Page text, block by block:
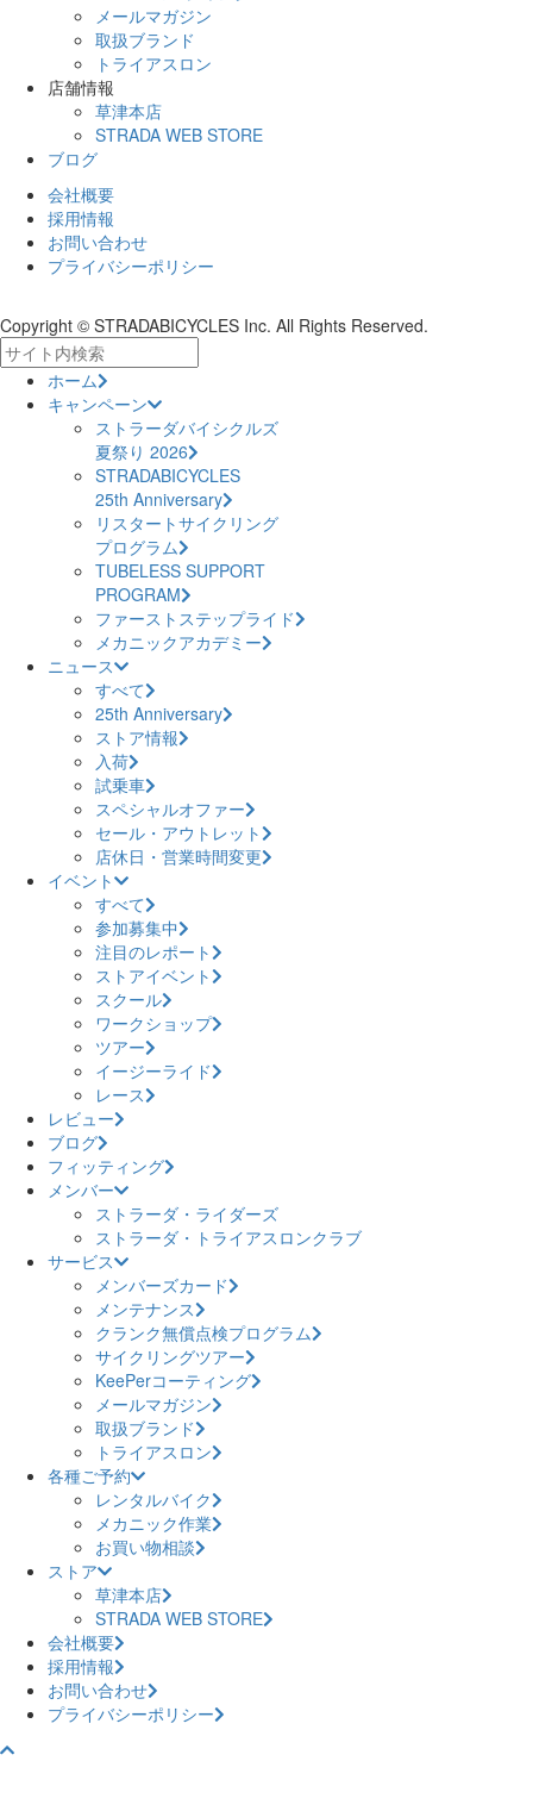
メールマガジン
取扱ブランド
トライアスロン
店舗情報
草津本店
STRADA WEB STORE
ブログ
会社概要
採用情報
お問い合わせ
プライバシーポリシー
Copyright © STRADABICYCLES Inc. All Rights Reserved.
ホーム
キャンペーン
ストラーダバイシクルズ
夏祭り 2026
STRADABICYCLES
25th Anniversary
リスタートサイクリング
プログラム
TUBELESS SUPPORT
PROGRAM
ファーストステップライド
メカニックアカデミー
ニュース
すべて
25th Anniversary
ストア情報
入荷
試乗車
スペシャルオファー
セール・アウトレット
店休日・営業時間変更
イベント
すべて
参加募集中
注目のレポート
ストアイベント
スクール
ワークショップ
ツアー
イージーライド
レース
レビュー
ブログ
フィッティング
メンバー
ストラーダ・ライダーズ
ストラーダ・トライアスロンクラブ
サービス
メンバーズカード
メンテナンス
クランク無償点検プログラム
サイクリングツアー
KeePerコーティング
メールマガジン
取扱ブランド
トライアスロン
各種ご予約
レンタルバイク
メカニック作業
お買い物相談
ストア
草津本店
STRADA WEB STORE
会社概要
採用情報
お問い合わせ
プライバシーポリシー